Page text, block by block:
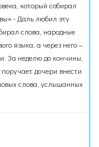
который собирал
- Даль любил эту
слова, народные
языка, а через него –
За неделю до кончины,
дочери внести
слова, услышанных